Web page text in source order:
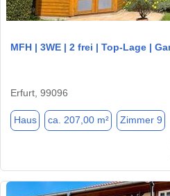
MFH | 3WE | 2 frei | Top-Lage |
Erfurt, 99096
Haus ca. 207,00 m² Zimmer 9